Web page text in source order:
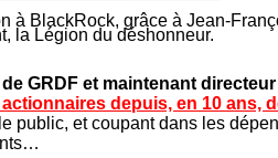
à BlackRock, grâce à Jean-
la Légion du déshonneur.
GRDF et maintenant
depuis, en 10 ans,
public, et coupant dans les